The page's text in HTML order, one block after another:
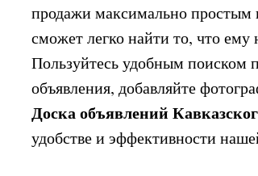
продажи максимально простым
сможет легко найти то, что
Пользуйтесь удобным поиском
объявления, добавляйте
Доска объявлений
удобстве и эффективности